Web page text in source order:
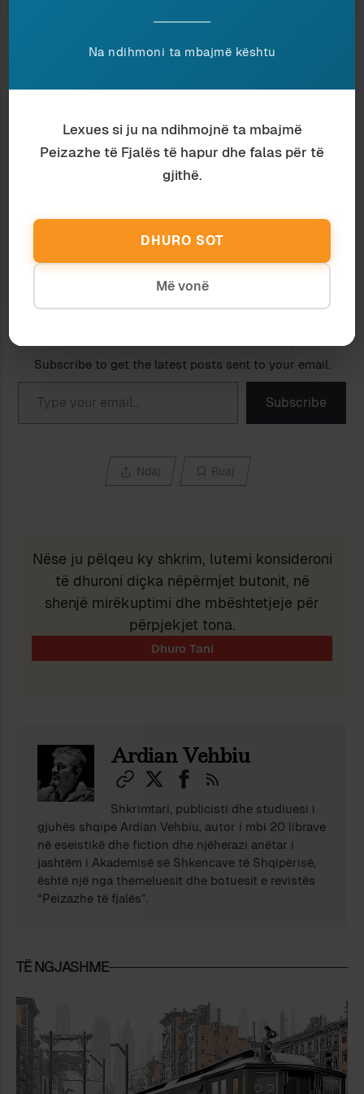
I VDEKURI I GJALLË
MENDJE-KRISURIT (III)
In "Histori"
BULGAKOVIT
In "Kulturë"
Subscribe to get the latest posts sent to your email.
Type your email…
Subscribe
Ndaj Ruaj
Nëse ju pëlqeu ky shkrim, lutemi konsideroni
të dhuroni diçka nëpërmjet butonit, në
shenjë mirëkuptimi dhe mbështetjeje për
përpjekjet tona.
Ardian Vehbiu
Shkrimtari, publicisti dhe studiuesi i
gjuhës shqipe Ardian Vehbiu, autor i mbi 20 librave
në eseistikë dhe fiction dhe njëherazi anëtar i
jashtëm i Akademisë së Shkencave të Shqipërisë,
është një nga themeluesit dhe botuesit e revistës
“Peizazhe të fjalës”.
TË NGJASHME
Na ndihmoni ta mbajmë kështu
Lexues si ju na ndihmojnë ta mbajmë
Peizazhe të Fjalës të hapur dhe falas për të
gjithë.
DHURO SOT
Më vonë